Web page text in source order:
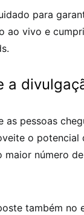
para
ao vivo e
a
as pessoas
o potencial
maior número
também no